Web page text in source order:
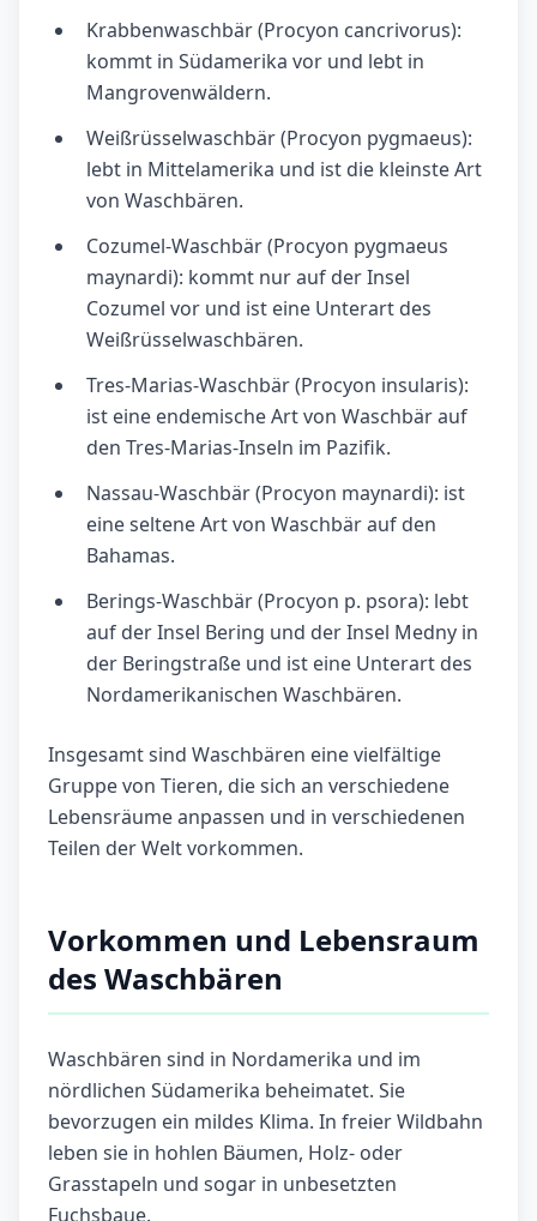
Krabbenwaschbär (Procyon cancrivorus):
kommt in Südamerika vor und lebt in
Mangrovenwäldern.
Weißrüsselwaschbär (Procyon pygmaeus):
lebt in Mittelamerika und ist die kleinste Art
von Waschbären.
Cozumel-Waschbär (Procyon pygmaeus
maynardi): kommt nur auf der Insel
Cozumel vor und ist eine Unterart des
Weißrüsselwaschbären.
Tres-Marias-Waschbär (Procyon insularis):
ist eine endemische Art von Waschbär auf
den Tres-Marias-Inseln im Pazifik.
Nassau-Waschbär (Procyon maynardi): ist
eine seltene Art von Waschbär auf den
Bahamas.
Berings-Waschbär (Procyon p. psora): lebt
auf der Insel Bering und der Insel Medny in
der Beringstraße und ist eine Unterart des
Nordamerikanischen Waschbären.
Insgesamt sind Waschbären eine vielfältige
Gruppe von Tieren, die sich an verschiedene
Lebensräume anpassen und in verschiedenen
Teilen der Welt vorkommen.
Vorkommen und Lebensraum
des Waschbären
Waschbären sind in Nordamerika und im
nördlichen Südamerika beheimatet. Sie
bevorzugen ein mildes Klima. In freier Wildbahn
leben sie in hohlen Bäumen, Holz- oder
Grasstapeln und sogar in unbesetzten
Fuchsbaue.